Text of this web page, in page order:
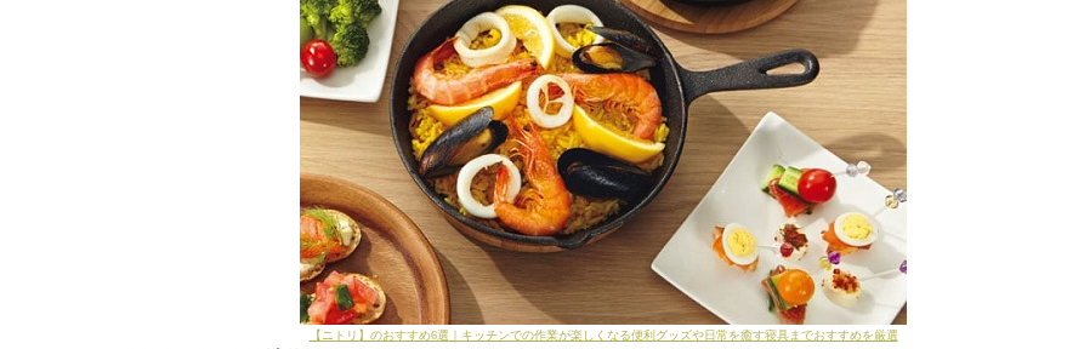
【ニトリ】のおすすめ6選｜キッチンでの作業が楽しくなる便利グッズや日常を癒す寝具までおすすめを厳選